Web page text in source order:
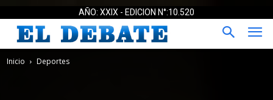
AÑO: XXIX - EDICION N°:10.520
Inicio Deportes